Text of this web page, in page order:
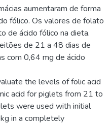
aumentaram de forma
fólico. Os valores de folato
de ácido fólico na dieta.
de 21 a 48 dias de
com 0,64 mg de ácido
the levels of folic acid
acid for piglets from 21 to
were used with initial
in a completely